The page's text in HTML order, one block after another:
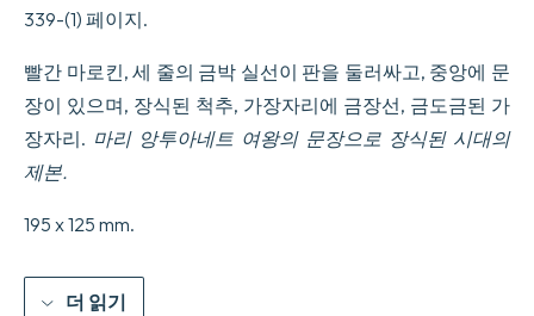
339-(1) 페이지.
빨간 마로킨, 세 줄의 금박 실선이 판을 둘러싸고, 중앙에 문
장이 있으며, 장식된 척추, 가장자리에 금장선, 금도금된 가
장자리. 마리 앙투아네트 여왕의 문장으로 장식된 시대의
제본.
195 x 125 mm.
더 읽기